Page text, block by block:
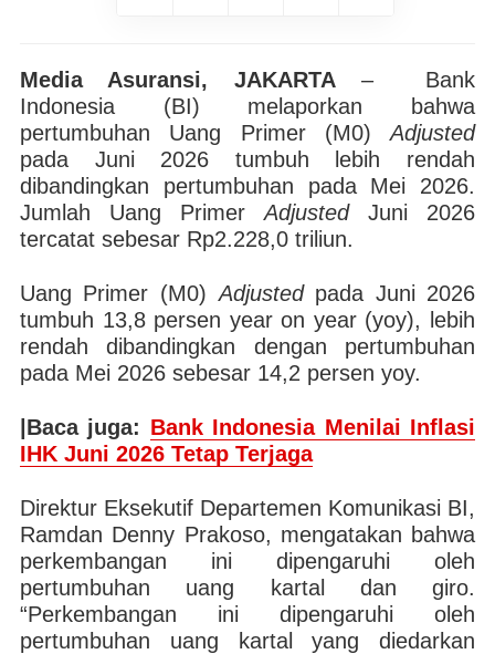
Media Asuransi, JAKARTA– Bank
Indonesia (BI) melaporkan bahwa
pertumbuhan Uang Primer (M0)Adjusted
pada Juni 2026 tumbuh lebih rendah
dibandingkan pertumbuhan pada Mei 2026.
Jumlah Uang PrimerAdjustedJuni 2026
tercatat sebesar Rp2.228,0 triliun.
Uang Primer (M0)Adjustedpada Juni 2026
tumbuh 13,8 persen year on year (yoy), lebih
rendah dibandingkan dengan pertumbuhan
pada Mei 2026 sebesar 14,2 persen yoy.
|Baca juga: Bank Indonesia Menilai Inflasi
IHK Juni 2026 Tetap Terjaga
Direktur Eksekutif Departemen Komunikasi BI,
Ramdan Denny Prakoso, mengatakan bahwa
perkembangan ini dipengaruhi oleh
pertumbuhan uang kartal dan giro.
“Perkembangan ini dipengaruhi oleh
pertumbuhan uang kartal yang diedarkan